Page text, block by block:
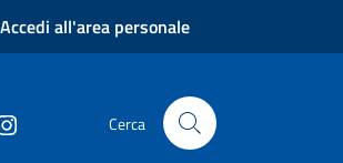
Accedi all'area personale
Cerca